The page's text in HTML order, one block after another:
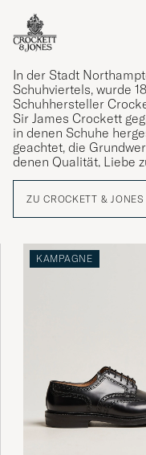
In der Stadt
Schuhviertels, wurde
Schuhhersteller
Sir James Crockett
in denen Schuhe
geachtet, die
denen Qualität, Liebe
verwaltet.
ZU CROCKETT & JONES
KAMPAGNE